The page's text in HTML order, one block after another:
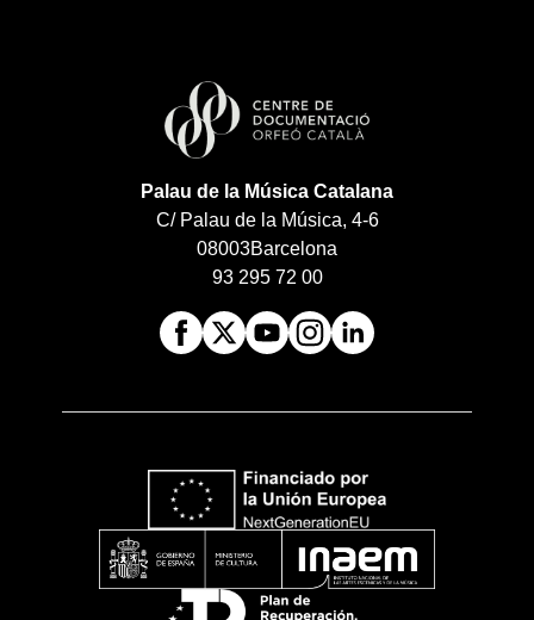
Palau de la Música Catalana
C/ Palau de la Música, 4-6
08003Barcelona
93 295 72 00